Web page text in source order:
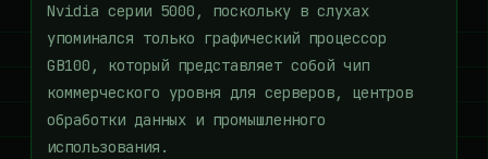
Nvidia серии 5000, поскольку в слухах
упоминался только графический процессор
GB100, который представляет собой чип
коммерческого уровня для серверов, центров
обработки данных и промышленного
использования.